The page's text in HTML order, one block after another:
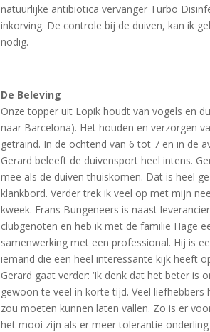
natuurlijke antibiotica vervanger Turbo
inkorving. De controle bij de duiven, kan ik
nodig.
De Beleving
Onze topper uit Lopik houdt van vogels en
naar Barcelona). Het houden en verzorgen
getraind. In de ochtend van 6 tot 7 en in de
Gerard beleeft de duivensport heel intens.
mee als de duiven thuiskomen. Dat is heel
klankbord. Verder trek ik veel op met mijn
kweek. Frans Bungeneers is naast
clubgenoten en heb ik met de familie Hage
samenwerking met een professional. Hij is
iemand die een heel interessante kijk heeft
Gerard gaat verder: ‘Ik denk dat het beter
gewoon te veel in korte tijd. Veel
zou moeten kunnen laten vallen. Zo is er
het mooi zijn als er meer tolerantie